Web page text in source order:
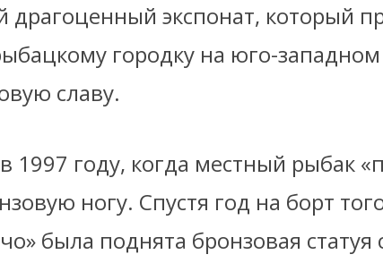
драгоценный экспонат, который
городку на юго-
славу.
1997 году, когда местный рыбак
ногу. Спустя год на борт
была поднята бронзовая статуя